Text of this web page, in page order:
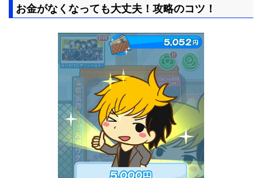
お金がなくなっても大丈夫！攻略のコツ！